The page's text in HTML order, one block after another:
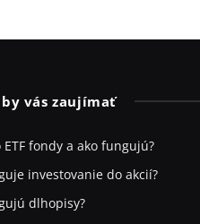
vás zaujímať
ETF fondy a ako fungujú?
investovanie do akcií?
dlhopisy?